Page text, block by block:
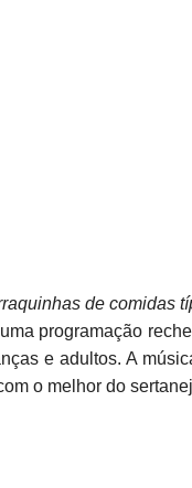
de comidas
programação
e adultos. A
o melhor do